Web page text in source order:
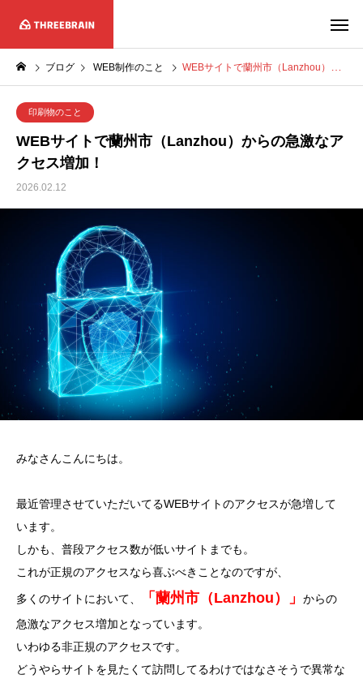
ブログ WEB制作のこと WEBサイトで蘭州市（Lanzhou）からの急激なアクセス増加！
印刷物のこと
WEBサイトで蘭州市（Lanzhou）からの急激なア
クセス増加！
2026.02.12
みなさんこんにちは。
最近管理させていただいてるWEBサイトのアクセスが急増して
います。
しかも、普段アクセス数が低いサイトまでも。
これが正規のアクセスなら喜ぶべきことなのですが、
多くのサイトにおいて、 「蘭州市（Lanzhou）」
からの
急激なアクセス増加となっています。
いわゆる非正規のアクセスです。
どうやらサイトを見たくて訪問してるわけではなさそうで異常な